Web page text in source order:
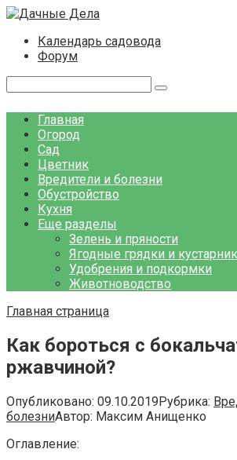
Перейти
контентуКалендарь садовода
Форум
Главная
Огород
Сад
Цветник
Вредители и болезни
Обустройство
Кухня
Еще разделы
Зелень и пряности
Ягодные грядки и
Удобрения и подкормки
Животноводство
Главная страница
Как бороться с
ржавчиной?
Опубликовано: 09.10.2019Рубрика:
болезниАвтор: Максим Анищенко
Оглавление: